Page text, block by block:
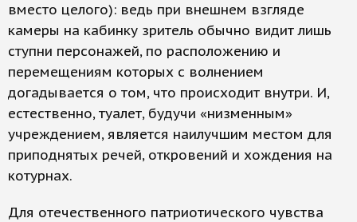
вместо целого): ведь при внешнем взгляде
камеры на кабинку зритель обычно видит лишь
ступни персонажей, по расположению и
перемещениям которых с волнением
догадывается о том, что происходит внутри. И,
естественно, туалет, будучи «низменным»
учреждением, является наилучшим местом для
приподнятых речей, откровений и хождения на
котурнах.
Для отечественного патриотического чувства